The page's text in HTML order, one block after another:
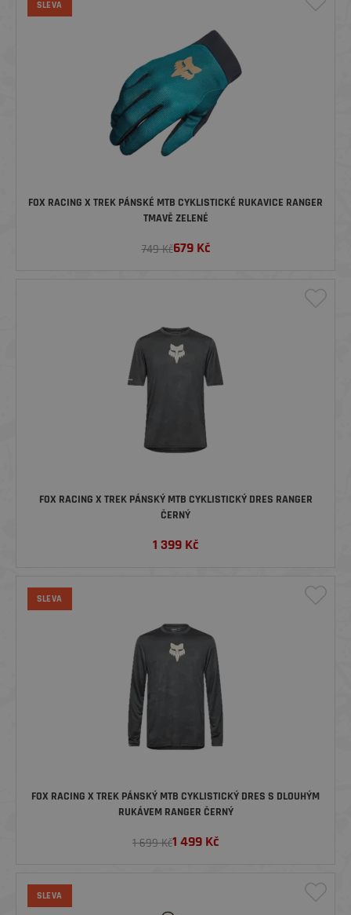
SLEVA
FOX RACING X TREK PÁNSKÉ MTB CYKLISTICKÉ RUKAVICE RANGER
TMAVĚ ZELENÉ
749 Kč679Kč
FOX RACING X TREK PÁNSKÝ MTB CYKLISTICKÝ DRES RANGER
ČERNÝ
1 399 Kč
SLEVA
FOX RACING X TREK PÁNSKÝ MTB CYKLISTICKÝ DRES S DLOUHÝM
RUKÁVEM RANGER ČERNÝ
1 699 Kč1 499 Kč
SLEVA